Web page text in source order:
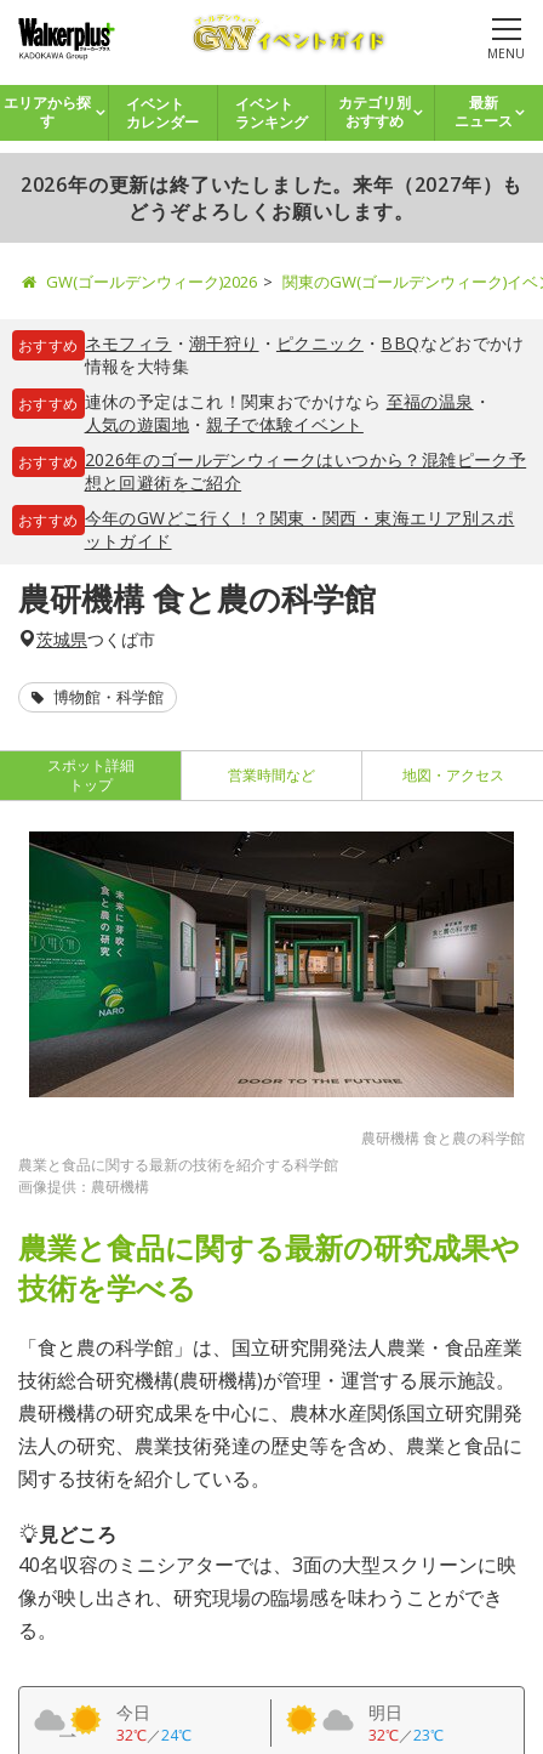
MENU
エリアから探
す
イベント
カレンダー
イベント
ランキング
カテゴリ別
おすすめ
最新
ニュース
2026年の更新は終了いたしました。来年（2027年）も
どうぞよろしくお願いします。
GW(ゴールデンウィーク)2026 関東のGW(ゴールデンウィーク)イ
おすすめ ネモフィラ ・ 潮干狩り ・ ピクニック ・ BBQなどおでかけ
情報を大特集
おすすめ 連休の予定はこれ！関東おでかけなら 至福の温泉 ・
人気の遊園地・親子で体験イベント
おすすめ 2026年のゴールデンウィークはいつから？混雑ピーク予
想と回避術をご紹介
おすすめ 今年のGWどこ行く！？関東・関西・東海エリア別スポ
ットガイド
農研機構 食と農の科学館
茨城県つくば市
博物館・科学館
スポット詳細
トップ
営業時間など 地図・アクセス
農研機構 食と農の科学館
農業と食品に関する最新の技術を紹介する科学館
画像提供：農研機構
農業と食品に関する最新の研究成果や
技術を学べる
「食と農の科学館」は、国立研究開発法人農業・食品産業
技術総合研究機構(農研機構)が管理・運営する展示施設。
農研機構の研究成果を中心に、農林水産関係国立研究開発
法人の研究、農業技術発達の歴史等を含め、農業と食品に
関する技術を紹介している。
見どころ
40名収容のミニシアターでは、3面の大型スクリーンに映
像が映し出され、研究現場の臨場感を味わうことができ
る。
今日
32℃／24℃
明日
32℃／23℃